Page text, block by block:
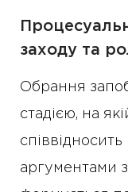
заходу та
Обрання
стадією, на
аргументами